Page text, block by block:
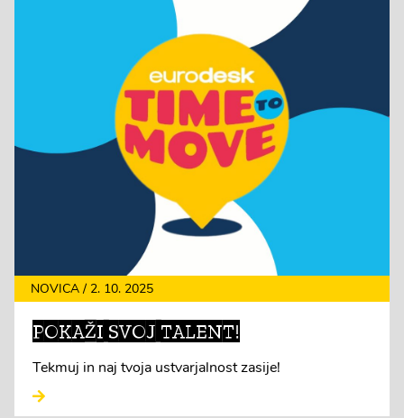
NOVICA / 2. 10. 2025
POKAŽI SVOJ TALENT!
Tekmuj in naj tvoja ustvarjalnost zasije!